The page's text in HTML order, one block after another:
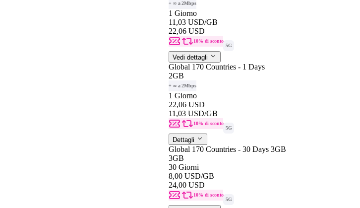
+ ∞ a 2Mbps
1 Giorno
11,03 USD/GB
22,06 USD
10% di sconto
5G
Vedi dettagli
Global 170 Countries - 1 Days
2GB
+ ∞ a 2Mbps
1 Giorno
22,06 USD
11,03 USD/GB
10% di sconto
5G
Dettagli
Global 170 Countries - 30 Days 3GB
3GB
30 Giorni
8,00 USD/GB
24,00 USD
10% di sconto
5G